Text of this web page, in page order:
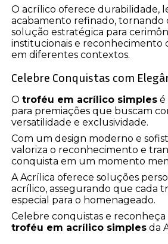
O acrílico oferece durabilidade,
acabamento refinado, tornando
solução estratégica para
institucionais e reconhecimento
em diferentes contextos.
Celebre Conquistas com
Otroféu em acrílico simples é
para premiações que buscam
versatilidade e exclusividade.
Com um design moderno e
valoriza o reconhecimento e
conquista em um momento
A Acrílica oferece soluções
acrílico, assegurando que cada
especial para o homenageado.
Celebre conquistas e
troféu em acrílico simples da